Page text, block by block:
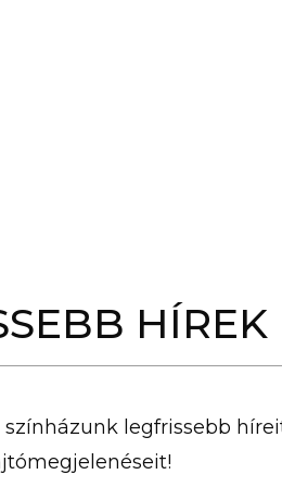
HÍREK
színházunk legfrissebb